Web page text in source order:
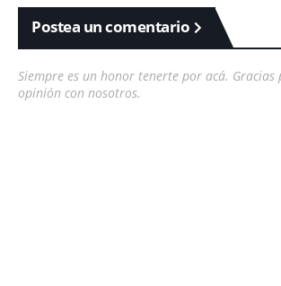
Postea un comentario
Siempre es un honor tenerte por acá.
opinión con nosotros.